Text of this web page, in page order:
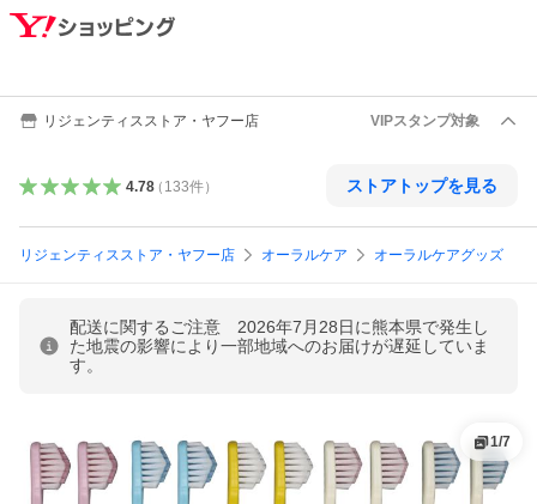
リジェンティスストア・ヤフー店 VIPスタンプ対象
4.78（ 133件） ストアトップを見る
リジェンティスストア・ヤフー店 オーラルケア オーラルケアグッズ
配送に関するご注意 2026年7月28日に熊本県で発生し
た地震の影響により一部地域へのお届けが遅延していま
す。
1/7